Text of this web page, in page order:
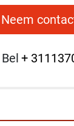
Neem
Bel +